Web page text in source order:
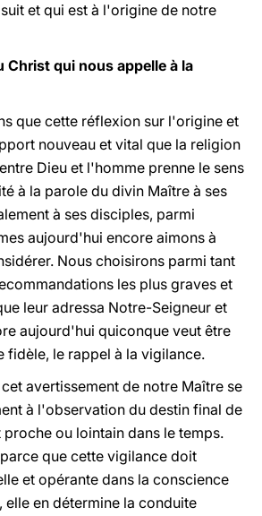
et qui est à l'origine de notre
Christ qui nous appelle à la
que cette réflexion sur l'origine et
nouveau et vital que la religion
Dieu et l'homme prenne le sens
à la parole du divin Maître à ses
à ses disciples, parmi
aujourd'hui encore aimons à
Nous choisirons parmi tant
les plus graves et
leur adressa Notre-Seigneur et
aujourd'hui quiconque veut être
fidèle, le rappel à la vigilance.
avertissement de notre Maître se
à l'observation du destin final de
ou lointain dans le temps.
que cette vigilance doit
et opérante dans la conscience
en détermine la conduite